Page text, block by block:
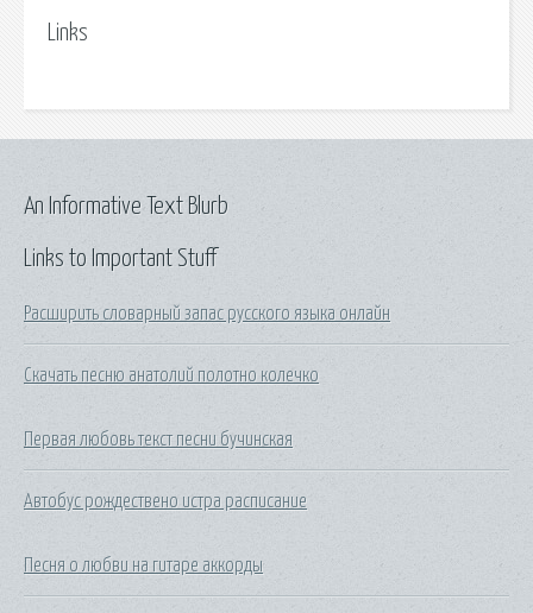
Links
Links to Important Stuff
Расширить словарный запас русского языка онлайн
Скачать песню анатолий полотно колечко
Первая любовь текст песни бучинская
Автобус рождествено истра расписание
Песня о любви на гитаре аккорды
An Informative Text Blurb